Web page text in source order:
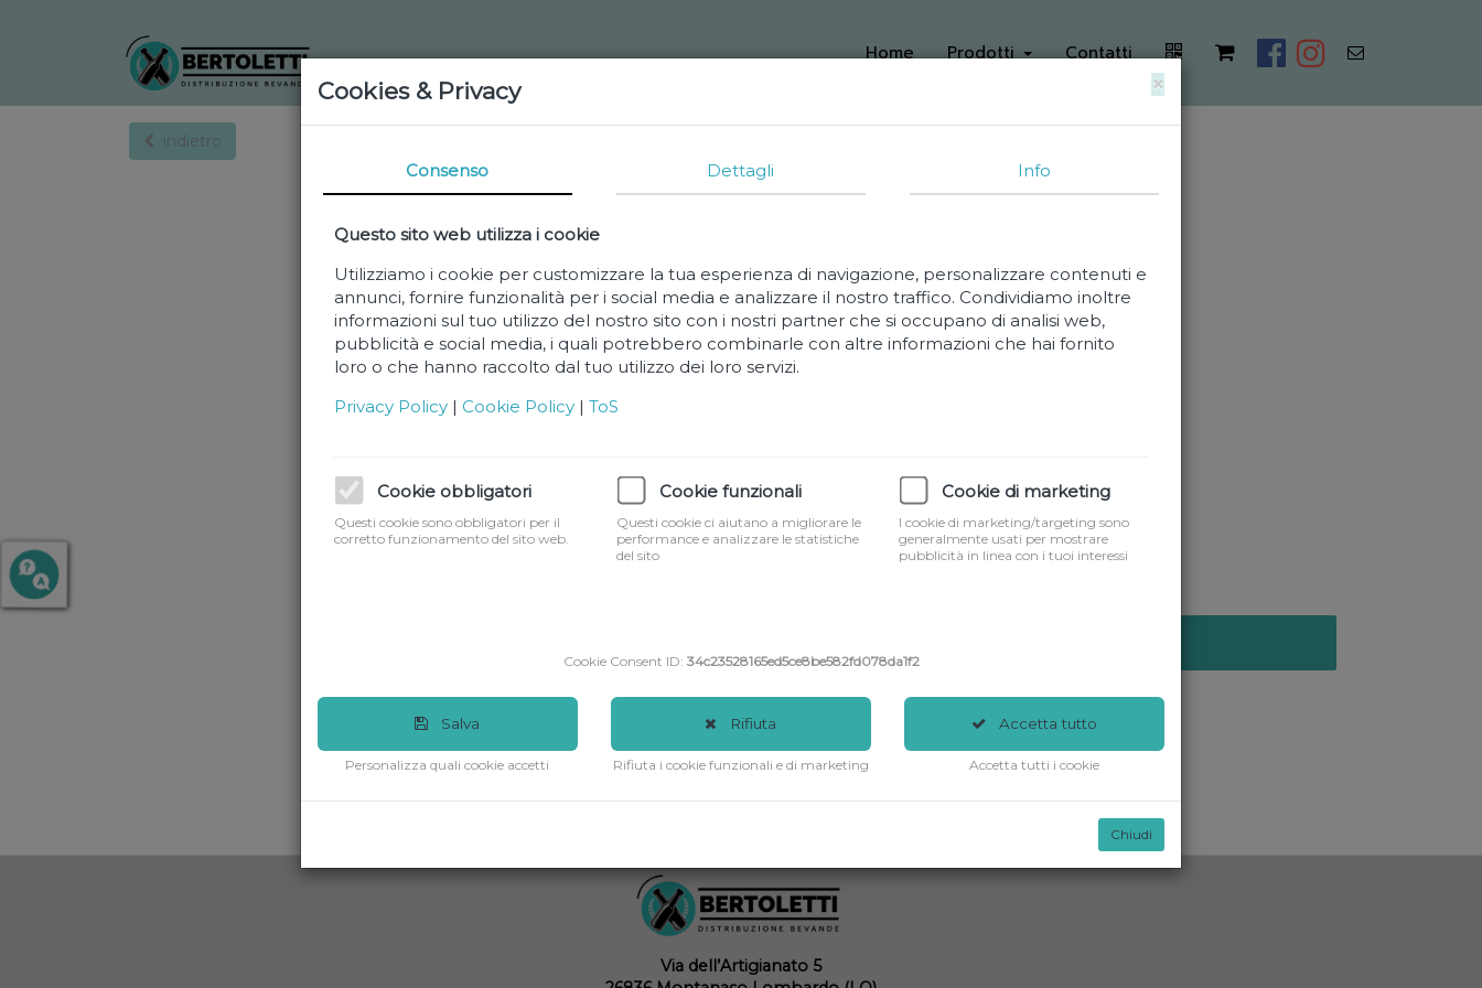
Home Prodotti Contatti
indietro
Bottiglia da 1,5lt
€ 2,25
Via dell’Artigianato 5
×
Cookies & Privacy
Consenso Dettagli Info
Questo sito web utilizza i cookie
Utilizziamo i cookie per customizzare la tua esperienza di navigazione, personalizzare contenuti e
annunci, fornire funzionalità per i social media e analizzare il nostro traffico. Condividiamo inoltre
informazioni sul tuo utilizzo del nostro sito con i nostri partner che si occupano di analisi web,
pubblicità e social media, i quali potrebbero combinarle con altre informazioni che hai fornito
loro o che hanno raccolto dal tuo utilizzo dei loro servizi.
Privacy Policy | Cookie Policy | ToS
Cookie obbligatori
Questi cookie sono obbligatori per il
corretto funzionamento del sito web.
Cookie funzionali
Questi cookie ci aiutano a migliorare le
performance e analizzare le statistiche
del sito
Cookie di marketing
I cookie di marketing/targeting sono
generalmente usati per mostrare
pubblicità in linea con i tuoi interessi
Cookie Consent ID: 34c23528165ed5ce8be582fd078da1f2
Salva
Personalizza quali cookie accetti
Rifiuta
Rifiuta i cookie funzionali e di marketing
Accetta tutto
Accetta tutti i cookie
Chiudi